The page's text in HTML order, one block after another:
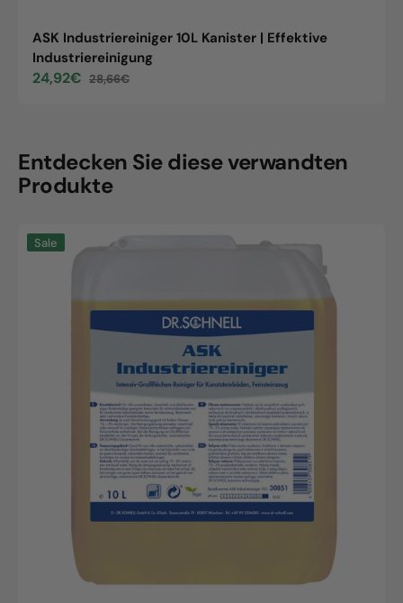
ASK Industriereiniger 10L Kanister | Effektive
Industriereinigung
Sale
24,92€
Regular
28,66€
Entdecken Sie diese verwandten
Produkte
ASK
Industriereiniger
Industriereinigung
Sale